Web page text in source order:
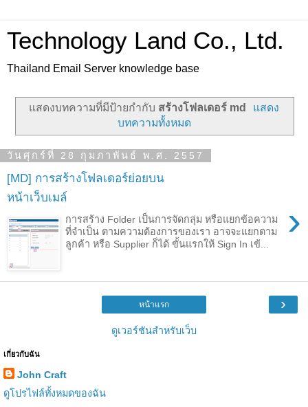
Technology Land Co., Ltd.
Thailand Email Server knowledge base
แสดงบทความที่มีป้ายกำกับ สร้างโฟลเดอร์ md
แสดง
บทความทั้งหมด
วันศุกร์ที่ 28 กุมภาพันธ์ พ.ศ. 2557
[MD] การสร้างโฟลเดอร์ย่อยบน
หน้าเว็บเมล์
›
การสร้าง Folder เป็นการจัดกลุ่ม หรือแยกข้อความ
ที่จำเป็น ตามความต้องการของเรา อาจจะแยกตาม
ลูกค้า หรือ Supplier ก็ได้ ขั้นแรกให้ Sign In เข้...
›
หน้าแรก
ดูเวอร์ชันสำหรับเว็บ
เกี่ยวกับฉัน
John Craft
ดูโปรไฟล์ทั้งหมดของฉัน